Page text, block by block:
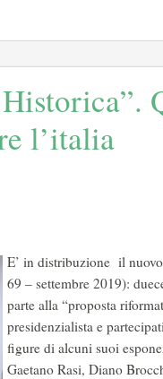
l’italia
E’ in distribuzione il
69 – settembre 2019):
parte alla “proposta
presidenzialista e
figure di alcuni suoi
Gaetano Rasi, Diano